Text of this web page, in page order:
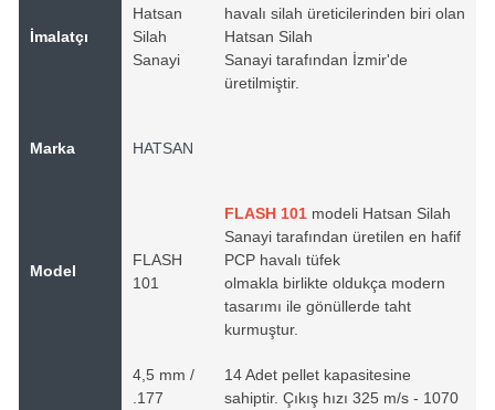
İmalatçı
Hatsan
Silah
Sanayi
havalı silah üreticilerinden biri olan
Hatsan Silah
Sanayi tarafından İzmir'de
üretilmiştir.
Marka HATSAN
Model
FLASH
101
FLASH 101modeli Hatsan Silah
Sanayi tarafından üretilen en hafif
PCP havalı tüfek
olmakla birlikte oldukça modern
tasarımı ile gönüllerde taht
kurmuştur.
4,5 mm /
.177
14 Adet pellet kapasitesine
sahiptir. Çıkış hızı 325 m/s - 1070